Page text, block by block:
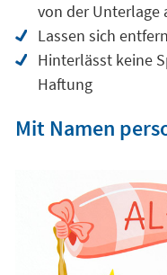
von der
Lassen sich
Hinterlässt keine
Haftung
Mit Namen